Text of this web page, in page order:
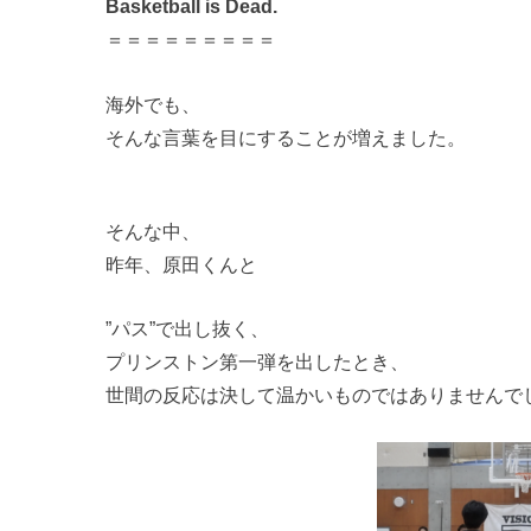
Basketball is Dead.
＝＝＝＝＝＝＝＝＝
海外でも、
そんな言葉を目にすることが増えました。
そんな中、
昨年、原田くんと
”パス”で出し抜く、
プリンストン第一弾を出したとき、
世間の反応は決して温かいものではありませんで